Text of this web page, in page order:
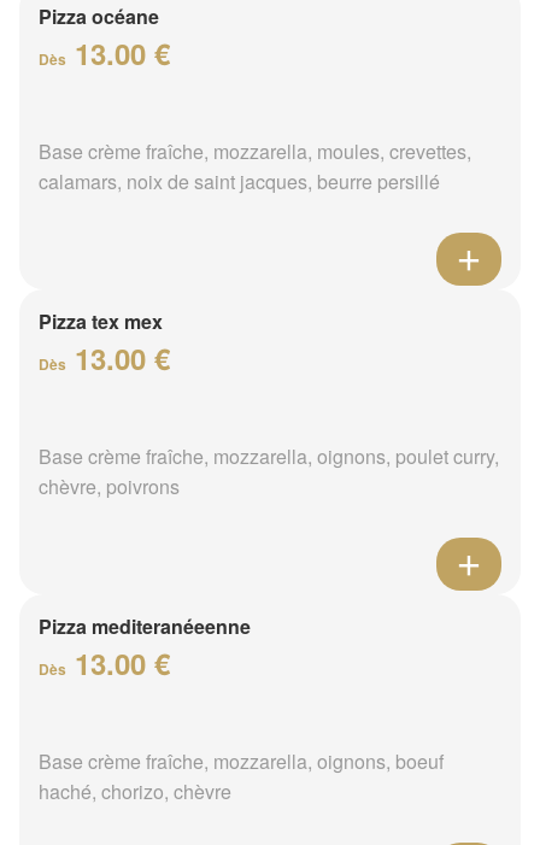
Pizza océane
Dès 13.00 €
Base crème fraîche, mozzarella, moules, crevettes,
calamars, noix de saint jacques, beurre persillé
Pizza tex mex
Dès 13.00 €
Base crème fraîche, mozzarella, oignons, poulet curry,
chèvre, poivrons
Pizza mediteranéeenne
Dès 13.00 €
Base crème fraîche, mozzarella, oignons, boeuf
haché, chorizo, chèvre